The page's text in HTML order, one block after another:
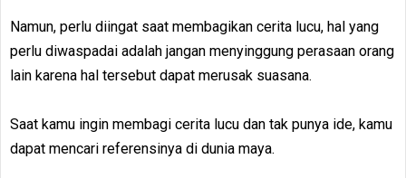
Namun, perlu diingat saat membagikan cerita lucu, hal yang
perlu diwaspadai adalah jangan menyinggung perasaan orang
lain karena hal tersebut dapat merusak suasana.
Saat kamu ingin membagi cerita lucu dan tak punya ide, kamu
dapat mencari referensinya di dunia maya.